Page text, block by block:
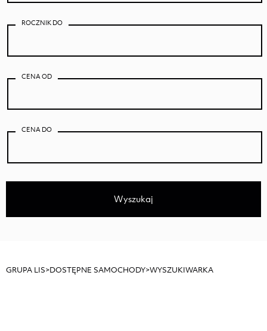
ROCZNIK DO
CENA OD
CENA DO
Wyszukaj
GRUPA LIS>DOSTĘPNE SAMOCHODY>WYSZUKIWARKA